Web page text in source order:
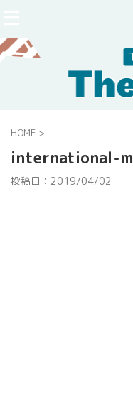
HOME >
international-
投稿日： 2019/04/02